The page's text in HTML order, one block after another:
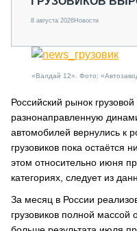
8 августа 2026Новости
«Валдай 12». Фото:
Российский рынок
разнонаправленную
автомобилей вернулись к
грузовиков пока остаётся
этом относительно июня
категориях, следует из
За месяц в России
грузовиков полной